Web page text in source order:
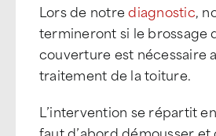
Lors de notrediagnostic,
termineront si le brossage
couverture est nécessaire
traitement de la toiture.
L’intervention se répartit